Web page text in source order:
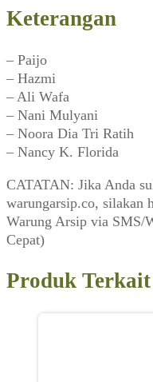
Keterangan
– Paijo
– Hazmi
– Ali Wafa
– Nani Mulyani
– Noora Dia Tri Ratih
– Nancy K. Florida
CATATAN: Jika Anda
warungarsip.co, silakan
Warung Arsip via SMS/
Cepat)
Produk Terkait